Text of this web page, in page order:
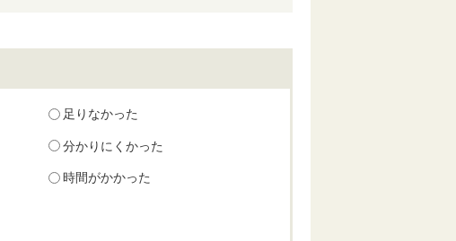
足りなかった
分かりにくかった
時間がかかった